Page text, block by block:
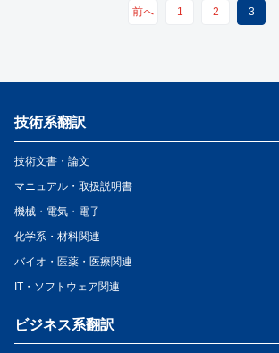
前へ 1 2 3
技術系翻訳
技術文書・論文
マニュアル・取扱説明書
機械・電気・電子
化学系・材料関連
バイオ・医薬・医療関連
IT・ソフトウェア関連
ビジネス系翻訳